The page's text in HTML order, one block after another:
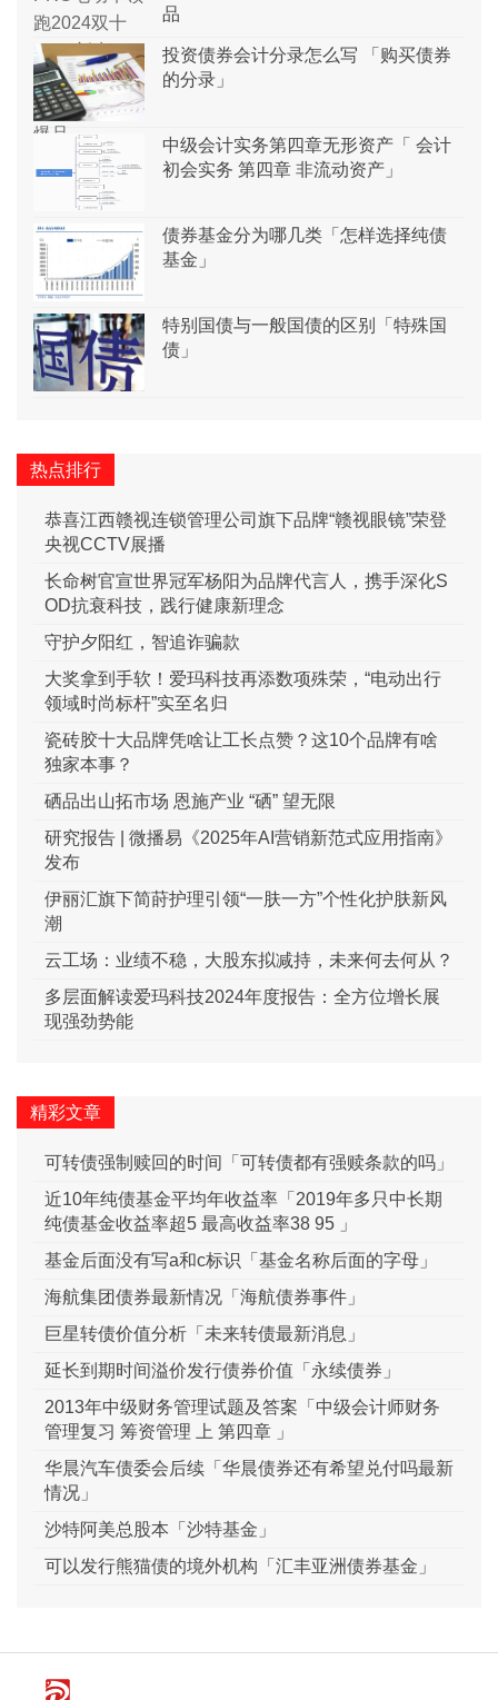
品
投资债券会计分录怎么写 「购买债券
的分录」
中级会计实务第四章无形资产「 会计
初会实务 第四章 非流动资产」
债券基金分为哪几类「怎样选择纯债
基金」
特别国债与一般国债的区别「特殊国
债」
热点排行
恭喜江西赣视连锁管理公司旗下品牌“赣视眼镜”荣登
央视CCTV展播
长命树官宣世界冠军杨阳为品牌代言人，携手深化S
OD抗衰科技，践行健康新理念
守护夕阳红，智追诈骗款
大奖拿到手软！爱玛科技再添数项殊荣，“电动出行
领域时尚标杆”实至名归
瓷砖胶十大品牌凭啥让工长点赞？这10个品牌有啥
独家本事？
硒品出山拓市场 恩施产业 “硒” 望无限
研究报告 | 微播易《2025年AI营销新范式应用指南》
发布
伊丽汇旗下简莳护理引领“一肤一方”个性化护肤新风
潮
云工场：业绩不稳，大股东拟减持，未来何去何从？
多层面解读爱玛科技2024年度报告：全方位增长展
现强劲势能
精彩文章
可转债强制赎回的时间「可转债都有强赎条款的吗」
近10年纯债基金平均年收益率「2019年多只中长期
纯债基金收益率超5 最高收益率38 95 」
基金后面没有写a和c标识「基金名称后面的字母」
海航集团债券最新情况「海航债券事件」
巨星转债价值分析「未来转债最新消息」
延长到期时间溢价发行债券价值「永续债券」
2013年中级财务管理试题及答案「中级会计师财务
管理复习 筹资管理 上 第四章 」
华晨汽车债委会后续「华晨债券还有希望兑付吗最新
情况」
沙特阿美总股本「沙特基金」
可以发行熊猫债的境外机构「汇丰亚洲债券基金」